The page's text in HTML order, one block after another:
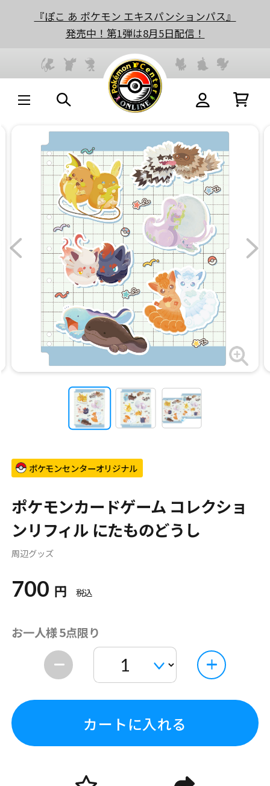
『ぽこ あ ポケモン エキスパンションパス』
発売中！第1弾は8月5日配信！
ポケモンセンターオリジナル
ポケモンカードゲーム コレクショ
ンリフィル にたものどうし
周辺グッズ
700 円 税込
お一人様 5点限り
カートに入れる